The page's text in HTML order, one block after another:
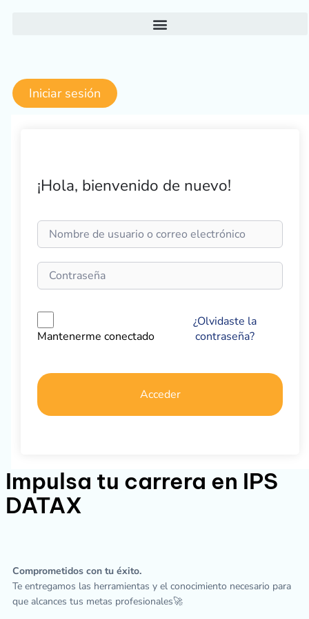
Iniciar sesión
¡Hola, bienvenido de nuevo!
Mantenerme conectado
¿Olvidaste la
contraseña?
Acceder
Impulsa tu carrera en IPS
DATAX
Comprometidos con tu éxito.
Te entregamos las herramientas y el conocimiento necesario para
que alcances tus metas profesionales🚀